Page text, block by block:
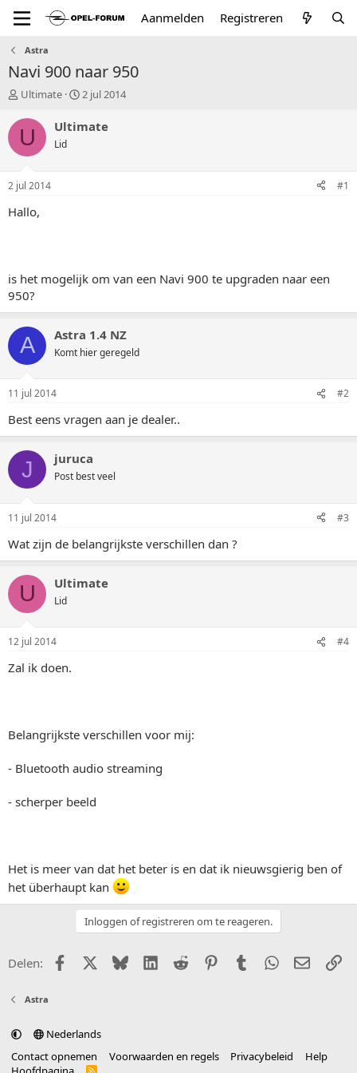
Aanmelden Registreren
Astra
Navi 900 naar 950
T
p
a
r
Ultimate
S
a
2 jul 2014
U Ultimate
Lid
2 jul 2014 #1
Hallo,
is het mogelijk om van een Navi 900 te upgraden naar een
950?
A Astra 1.4 NZ
Komt hier geregeld
11 jul 2014 #2
Best eens vragen aan je dealer..
J juruca
Post best veel
11 jul 2014 #3
Wat zijn de belangrijkste verschillen dan ?
U Ultimate
Lid
12 jul 2014 #4
Zal ik doen.
Belangrijkste verschillen voor mij:
- Bluetooth audio streaming
- scherper beeld
Het is meer van dat het beter is en dat ik nieuwsgierig ben of
het überhaupt kan
Inloggen of registreren om te reageren.
Delen: FacebookX (Twitter)
BlueskyLinkedIn
Reddit PinterestTumblr WhatsApp
E-mail
Astra
Nederlands
Contact opnemen
Voorwaarden en regels Privacybeleid
Help
R